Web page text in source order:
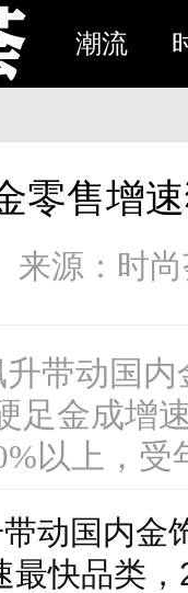
潮流
零售增
来源：时
动国内
足金成增
以上，
国内金
最快品类